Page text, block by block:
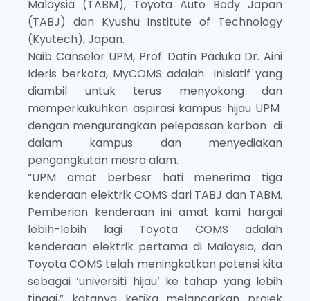
Malaysia (TABM), Toyota Auto Body Japan
(TABJ) dan Kyushu Institute of Technology
(Kyutech), Japan.
Naib Canselor UPM, Prof. Datin Paduka Dr. Aini
Ideris berkata, MyCOMS adalah inisiatif yang
diambil untuk terus menyokong dan
memperkukuhkan aspirasi kampus hijau UPM
dengan mengurangkan pelepassan karbon di
dalam kampus dan menyediakan
pengangkutan mesra alam.
“UPM amat berbesr hati menerima tiga
kenderaan elektrik COMS dari TABJ dan TABM.
Pemberian kenderaan ini amat kami hargai
lebih-lebih lagi Toyota COMS adalah
kenderaan elektrik pertama di Malaysia, dan
Toyota COMS telah meningkatkan potensi kita
sebagai ‘universiti hijau’ ke tahap yang lebih